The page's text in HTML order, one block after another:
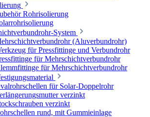
Rohrisolierung
System
(Aluverbundrohr)
für Pressfittinge und Verbundrohr
für Mehrschichtverbundrohr
für Mehrschichtverbundrohr
für Solar-Doppelrohr
verzinkt
verzinkt
rund, mit Gummieinlage